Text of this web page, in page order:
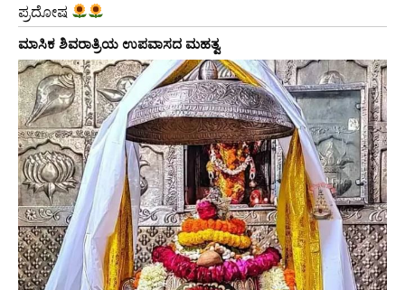
ಪ್ರದೋಷ
ಮಾಸಿಕ ಶಿವರಾತ್ರಿಯ ಉಪವಾಸದ ಮಹತ್ವ